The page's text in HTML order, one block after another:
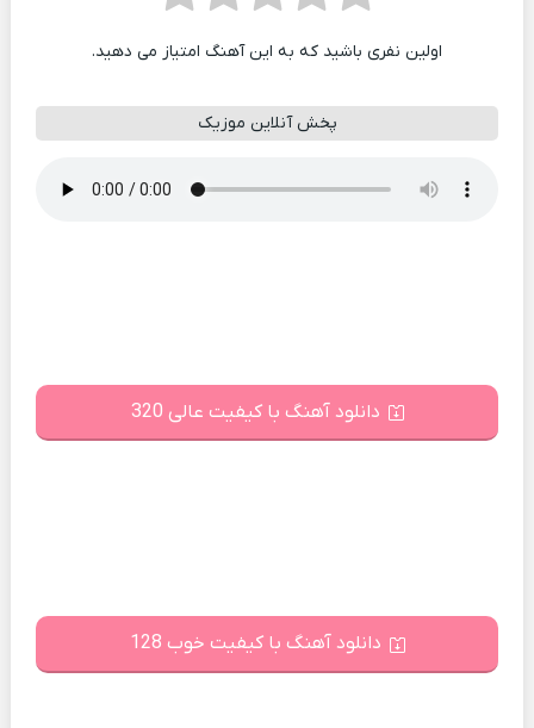
اولین نفری باشید که به این آهنگ امتیاز می دهید.
پخش آنلاین موزیک
دانلود آهنگ با کیفیت عالی 320
دانلود آهنگ با کیفیت خوب 128